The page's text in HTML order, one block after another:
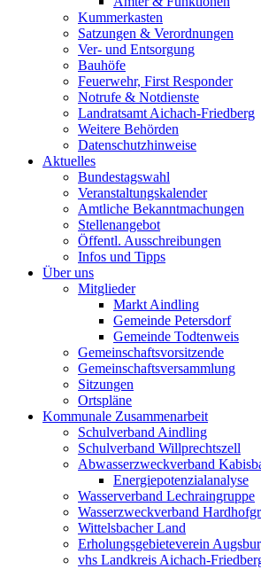
Kummerkasten
Satzungen & Verordnungen
Ver- und Entsorgung
Bauhöfe
Feuerwehr, First Responder
Notrufe & Notdienste
Landratsamt Aichach-Friedberg
Weitere Behörden
Datenschutzhinweise
Aktuelles
Bundestagswahl
Veranstaltungskalender
Amtliche Bekanntmachungen
Stellenangebot
Öffentl. Ausschreibungen
Infos und Tipps
Über uns
Mitglieder
Markt Aindling
Gemeinde Petersdorf
Gemeinde Todtenweis
Gemeinschaftsvorsitzende
Gemeinschaftsversammlung
Sitzungen
Ortspläne
Kommunale Zusammenarbeit
Schulverband Aindling
Schulverband Willprechtszell
Abwasserzweckverband
Energiepotenzialanalyse
Wasserverband Lechraingruppe
Wasserzweckverband
Wittelsbacher Land
Erholungsgebieteverein
vhs Landkreis Aichach-